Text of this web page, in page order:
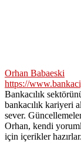
Orhan Babaeski
https://
Bankacılık
bankacılık kariyeri
sever.
Orhan, kendi
için içerikler hazırlar.